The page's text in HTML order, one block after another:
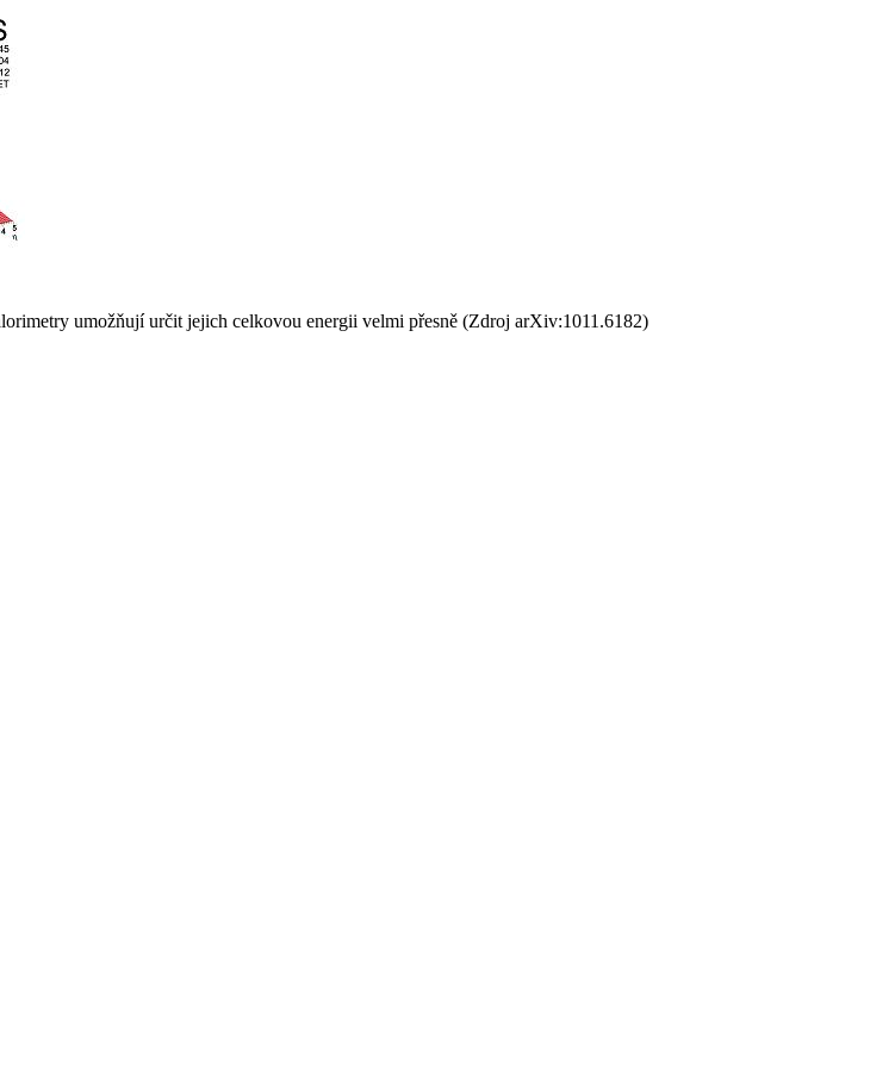
umožňují určit jejich celkovou energii velmi přesně (Zdroj arXiv:1011.6182)